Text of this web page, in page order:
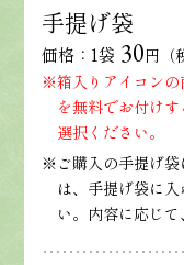
手提げ袋
価格：1袋 30円（
※箱入りアイコンの
を無料でお付け
選択ください。
※ご購入の手提げ袋
は、手提げ袋に
い。内容に応じ